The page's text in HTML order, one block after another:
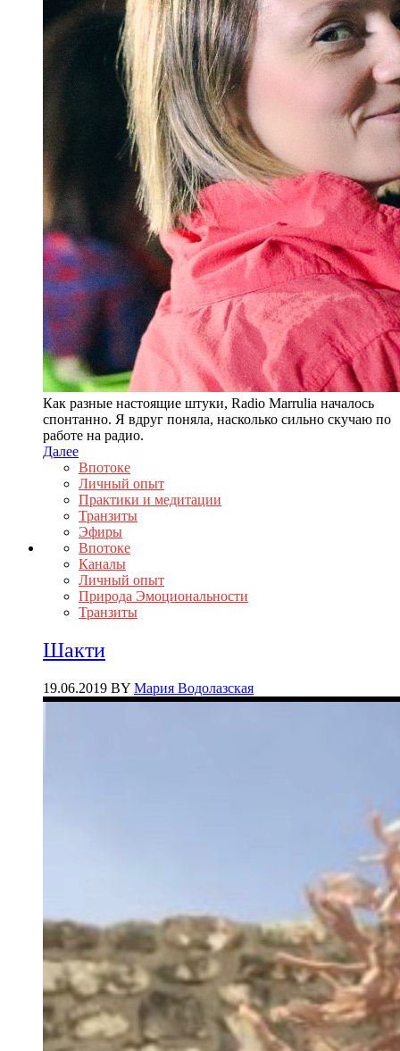
Как разные настоящие штуки, Radio Marrulia началось
спонтанно. Я вдруг поняла, насколько сильно скучаю по
работе на радио.
Далее
Впотоке
Личный опыт
Практики и медитации
Транзиты
Эфиры
Впотоке
Каналы
Личный опыт
Природа Эмоциональности
Транзиты
Шакти
19.06.2019 BY Мария Водолазская